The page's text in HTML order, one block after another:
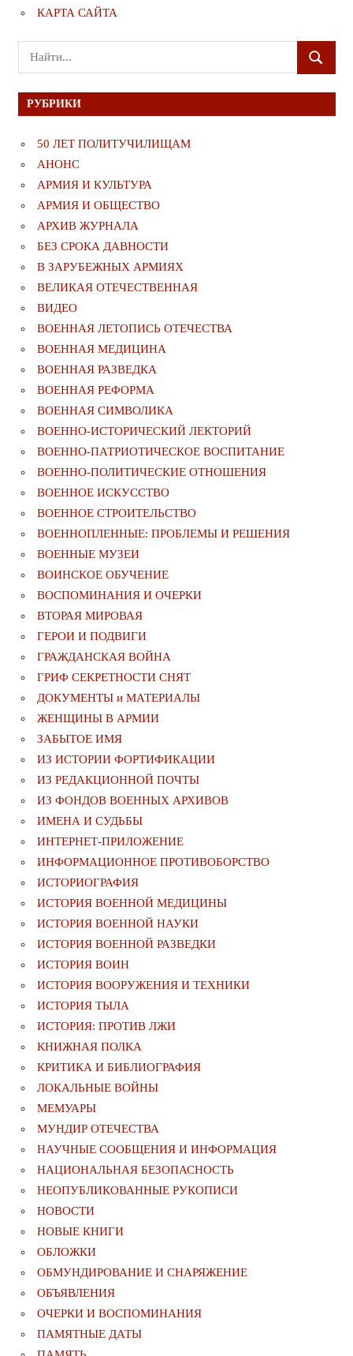
КАРТА САЙТА
Поиск
для:
ПОИСК
РУБРИКИ
50 ЛЕТ ПОЛИТУЧИЛИЩАМ
АНОНС
АРМИЯ И КУЛЬТУРА
АРМИЯ И ОБЩЕСТВО
АРХИВ ЖУРНАЛА
БЕЗ СРОКА ДАВНОСТИ
В ЗАРУБЕЖНЫХ АРМИЯХ
ВЕЛИКАЯ ОТЕЧЕСТВЕННАЯ
ВИДЕО
ВОЕННАЯ ЛЕТОПИСЬ ОТЕЧЕСТВА
ВОЕННАЯ МЕДИЦИНА
ВОЕННАЯ РАЗВЕДКА
ВОЕННАЯ РЕФОРМА
ВОЕННАЯ СИМВОЛИКА
ВОЕННО-ИСТОРИЧЕСКИЙ ЛЕКТОРИЙ
ВОЕННО-ПАТРИОТИЧЕСКОЕ ВОСПИТАНИЕ
ВОЕННО-ПОЛИТИЧЕСКИE ОТНОШЕНИЯ
ВОЕННОЕ ИСКУССТВО
ВОЕННОЕ СТРОИТЕЛЬСТВО
ВОЕННОПЛЕННЫЕ: ПРОБЛЕМЫ И РЕШЕНИЯ
ВОЕННЫЕ МУЗЕИ
ВОИНСКОЕ ОБУЧЕНИЕ
ВОСПОМИНАНИЯ И ОЧЕРКИ
ВТОРАЯ МИРОВАЯ
ГЕРОИ И ПОДВИГИ
ГРАЖДАНСКАЯ ВОЙНА
ГРИФ СЕКРЕТНОСТИ СНЯТ
ДОКУМЕНТЫ и МАТЕРИАЛЫ
ЖЕНЩИНЫ В АРМИИ
ЗАБЫТОЕ ИМЯ
ИЗ ИСТОРИИ ФОРТИФИКАЦИИ
ИЗ РЕДАКЦИОННОЙ ПОЧТЫ
ИЗ ФОНДОВ ВОЕННЫХ АРХИВОВ
ИМЕНА И СУДЬБЫ
ИНТЕРНЕТ-ПРИЛОЖЕНИЕ
ИНФОРМАЦИОННОЕ ПРОТИВОБОРСТВО
ИСТОРИОГРАФИЯ
ИСТОРИЯ ВОЕННОЙ МЕДИЦИНЫ
ИСТОРИЯ ВОЕННОЙ НАУКИ
ИСТОРИЯ ВОЕННОЙ РАЗВЕДКИ
ИСТОРИЯ ВОИН
ИСТОРИЯ ВООРУЖЕНИЯ И ТЕХНИКИ
ИСТОРИЯ ТЫЛА
ИСТОРИЯ: ПРОТИВ ЛЖИ
КНИЖНАЯ ПОЛКА
КРИТИКА И БИБЛИОГРАФИЯ
ЛОКАЛЬНЫЕ ВОЙНЫ
МЕМУАРЫ
МУНДИР ОТЕЧЕСТВА
НАУЧНЫЕ СООБЩЕНИЯ И ИНФОРМАЦИЯ
НАЦИОНАЛЬНАЯ БЕЗОПАСНОСТЬ
НЕОПУБЛИКОВАННЫЕ РУКОПИСИ
НОВОСТИ
НОВЫЕ КНИГИ
ОБЛОЖКИ
ОБМУНДИРОВАНИЕ И СНАРЯЖЕНИЕ
ОБЪЯВЛЕНИЯ
ОЧЕРКИ И ВОСПОМИНАНИЯ
ПАМЯТНЫЕ ДАТЫ